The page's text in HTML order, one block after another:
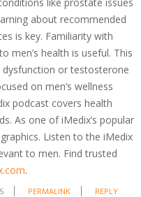
like prostate issues
about recommended
is key. Familiarity with
men’s health is useful. This
or testosterone
on men’s wellness
podcast covers health
As one of iMedix’s popular
Listen to the iMedix
to men. Find trusted
.
PERMALINK REPLY